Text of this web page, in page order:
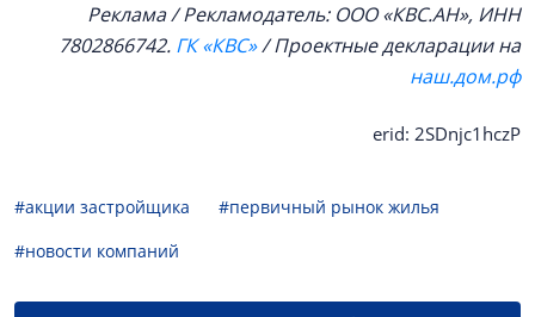
Реклама / Рекламодатель: ООО «КВС.АН», ИНН
7802866742. ГК «КВС»/ Проектные декларации на
наш.дом.рф
erid: 2SDnjc1hczP
#акции застройщика
#первичный рынок жилья
#новости компаний